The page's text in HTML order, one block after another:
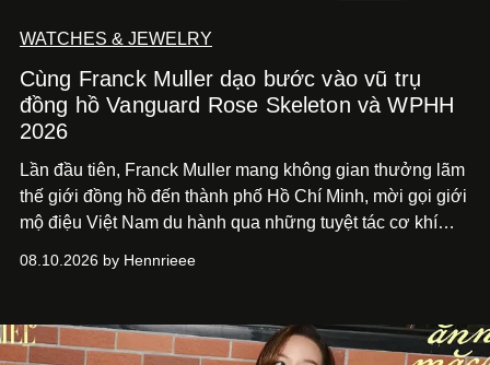
WATCHES & JEWELRY
Cùng Franck Muller dạo bước vào vũ trụ
đồng hồ Vanguard Rose Skeleton và WPHH
2026
Lần đầu tiên, Franck Muller mang không gian thưởng lãm
thế giới đồng hồ đến thành phố Hồ Chí Minh, mời gọi giới
mộ điệu Việt Nam du hành qua những tuyệt tác cơ khí
vừa ra mắt tại sự kiện WPHH 2026.
08.10.2026 by Hennrieee